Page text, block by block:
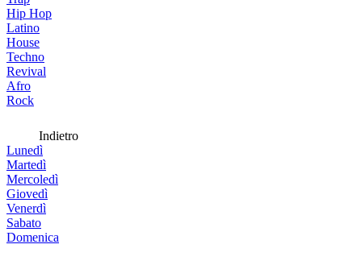
Hip Hop
Latino
House
Techno
Revival
Afro
Rock
Indietro
Lunedì
Martedì
Mercoledì
Giovedì
Venerdì
Sabato
Domenica